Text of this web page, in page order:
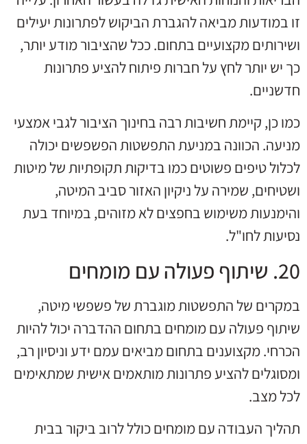
זו במודעות מביאה להגברת הביקוש לפתרונות יעילים
ושירותים מקצועיים בתחום. ככל שהציבור מודע יותר,
כך יש יותר לחץ על חברות פיתוח להציע פתרונות
חדשניים.
כמו כן, קיימת חשיבות רבה בחינוך הציבור לגבי אמצעי
מניעה. הכוונה במניעת התפשטות הפשפשים יכולה
לכלול טיפים פשוטים כמו בדיקות תקופתיות של מיטות
ושטיחים, שמירה על ניקיון האזור סביב המיטה,
והימנעות משימוש בחפצים לא מזוהים, במיוחד בעת
נסיעות לחו"ל.
20. שיתוף פעולה עם מומחים
במקרים של התפשטות מוגברת של פשפשי מיטה,
שיתוף פעולה עם מומחים בתחום ההדברה יכול להיות
הכרחי. מקצוענים בתחום מביאים עמם ידע וניסיון רב,
ומסוגלים להציע פתרונות מותאמים אישית שמתאימים
לכל מצב.
תהליך העבודה עם מומחים כולל לרוב ביקור בבית